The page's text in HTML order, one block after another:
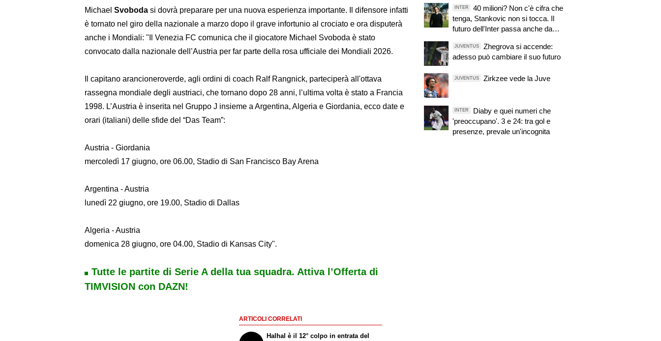
Michael Svoboda si dovrà preparare per una nuova esperienza importante. Il difensore infatti
è tornato nel giro della nazionale a marzo dopo il grave infortunio al crociato e ora disputerà
anche i Mondiali: "Il Venezia FC comunica che il giocatore Michael Svoboda è stato
convocato dalla nazionale dell’Austria per far parte della rosa ufficiale dei Mondiali 2026.
Il capitano arancioneroverde, agli ordini di coach Ralf Rangnick, parteciperà all'ottava
rassegna mondiale degli austriaci, che tornano dopo 28 anni, l’ultima volta è stato a Francia
1998. L’Austria è inserita nel Gruppo J insieme a Argentina, Algeria e Giordania, ecco date e
orari (italiani) delle sfide del “Das Team”:
Austria - Giordania
mercoledì 17 giugno, ore 06.00, Stadio di San Francisco Bay Arena
Argentina - Austria
lunedì 22 giugno, ore 19.00, Stadio di Dallas
Algeria - Austria
domenica 28 giugno, ore 04.00, Stadio di Kansas City".
Tutte le partite di Serie A della tua squadra. Attiva l’Offerta di
TIMVISION con DAZN!
ARTICOLI CORRELATI
Halhal è il 12° colpo in entrata del
INTER
40 milioni? Non c'è cifra che
tenga, Stankovic non si tocca. Il
futuro dell'Inter passa anche da
JUVENTUS
Zhegrova si accende:
adesso può cambiare il suo futuro
JUVENTUS Zirkzee vede la Juve
INTER
Diaby e quei numeri che
'preoccupano'. 3 e 24: tra gol e
presenze, prevale un'incognita